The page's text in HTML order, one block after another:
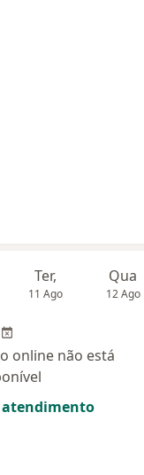
Ter,
11 Ago
Qua
12 Ago
online não está